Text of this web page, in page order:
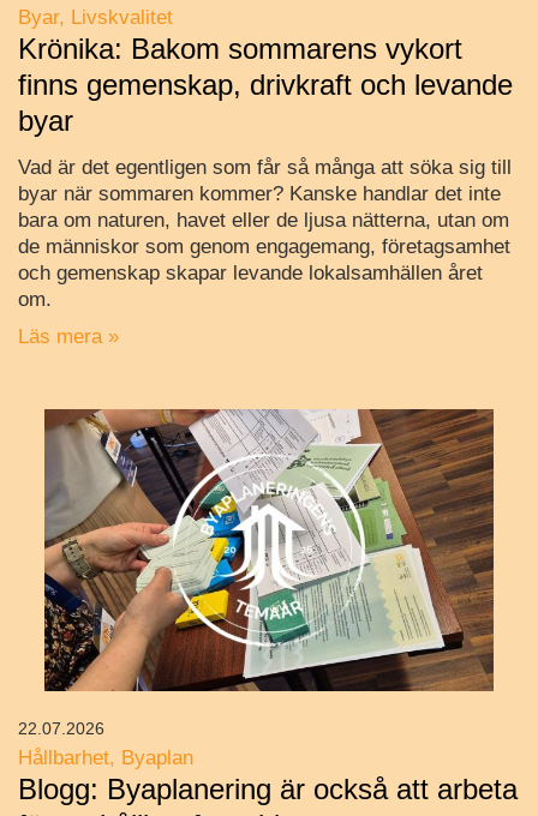
Byar Livskvalitet
Krönika: Bakom sommarens vykort
finns gemenskap, drivkraft och levande
byar
Vad är det egentligen som får så många att söka sig till
byar när sommaren kommer? Kanske handlar det inte
bara om naturen, havet eller de ljusa nätterna, utan om
de människor som genom engagemang, företagsamhet
och gemenskap skapar levande lokalsamhällen året
om.
Läs mera »
Hållbarhet Byaplan
Blogg: Byaplanering är också att arbeta
22.07.2026